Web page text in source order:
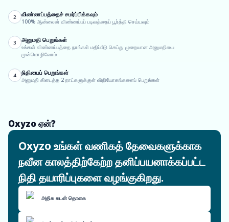
2 விண்ணப்பத்தைச் சமர்ப்பிக்கவும்
100% ஆன்லைன் விண்ணப்பப் படிவத்தைப் பூர்த்தி செய்யவும்
3 அனுமதி பெறுங்கள்
உங்கள் விண்ணப்பத்தை நாங்கள் மதிப்பீடு செய்து முறையான அனுமதியை
முன்மொழிவோம்
4 நிதியைப் பெறுங்கள்
அனுமதி கிடைத்த 2 நாட்களுக்குள் விநியோகங்களைப் பெறுங்கள்
Oxyzo ஏன்?
Oxyzo உங்கள் வணிகத் தேவைகளுக்காக
நவீன காலத்திற்கேற்ற தனிப்பயனாக்கப்பட்ட
நிதி தயாரிப்புகளை வழங்குகிறது.
அதிக கடன் தொகை